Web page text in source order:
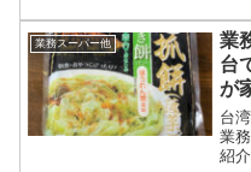
業務スーパー他
業
台
が
台
業
紹